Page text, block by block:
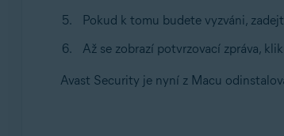
Pokud k tomu budete vyzváni,
Až se zobrazí potvrzovací zpráva,
Avast Security je nyní z Macu